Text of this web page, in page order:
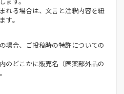
れる場合は、文言と注釈内容を紐
す。
場合、ご投稿時の特許についての
のどこかに販売名（医薬部外品の